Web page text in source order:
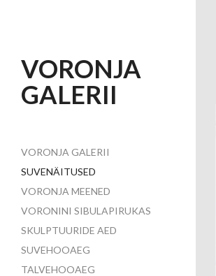
VORONJA
GALERII
VORONJA GALERII
SUVENÄITUSED
VORONJA MEENED
VORONINI SIBULAPIRUKAS
SKULPTUURIDE AED
SUVEHOOAEG
TALVEHOOAEG